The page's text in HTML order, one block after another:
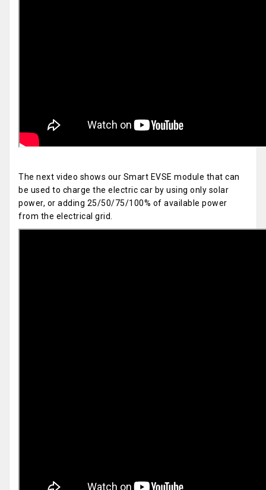
The next video shows our Smart EVSE module that can
be used to charge the electric car by using only solar
power, or adding 25/50/75/100% of available power
from the electrical grid.